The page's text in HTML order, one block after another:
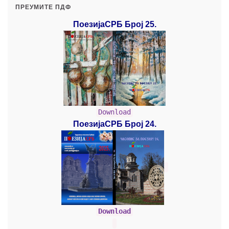
ПРЕУМИТЕ ПДФ
ПоезијаСРБ Број 25.
Download
ПоезијаСРБ Број 24.
Download